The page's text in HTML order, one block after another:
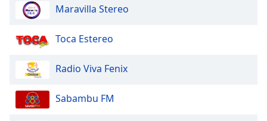
Maravilla Stereo
Toca Estereo
Radio Viva Fenix
Sabambu FM